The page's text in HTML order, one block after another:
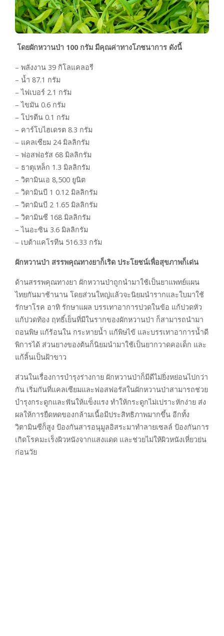
โดยผักหวานป่า 100 กรัม มีคุณค่าทางโภชนาการ ดังนี้
– พลังงาน 39 กิโลแคลอรี
– น้ำ 87.1 กรัม
– ไฟเบอร์ 2.1 กรัม
– ไขมัน 0.6 กรัม
– โปรตีน 0.1 กรัม
– คาร์โบไฮเดรต 8.3 กรัม
– แคลเซียม 24 มิลลิกรัม
– ฟอสฟอรัส 68 มิลลิกรัม
– ธาตุเหล็ก 1.3 มิลลิกรัม
– วิตามินเอ 8,500 ยูนิต
– วิตามินบี 1 0.12 มิลลิกรัม
– วิตามินบี 2 1.65 มิลลิกรัม
– วิตามินซี 168 มิลลิกรัม
– ไนอะซิน 3.6 มิลลิกรัม
– เบต้าแคโรทีน 516.33 กรัม
ผักหวานป่า สรรพคุณทางยาก็เริด ประโยชน์เพื่อสุขภาพก็เด่น
ด้านสรรพคุณทางยา ผักหวานป่าถูกนำมาใช้เป็นยาแพทย์แผน
ไทยกันมาช้านาน โดยส่วนใหญ่แล้วจะนิยมนำรากและใบมาใช้
รักษาโรค อาทิ รักษาแผล บรรเทาอาการปวดในข้อ แก้ปวดหัว
แก้ปวดท้อง ฤทธิ์เย็นที่มีในรากของผักหวานป่า ก็สามารถนำมา
ถอนพิษ แก้ร้อนใน กระหายน้ำ แก้พิษไข้ และบรรเทาอาการน้ำดี
พิการได้ ส่วนยางของต้นก็นิยมนำมาใช้เป็นยากวาดคอเด็ก และ
แก้ลิ้นเป็นฝ้าขาว
ส่วนในเรื่องการบำรุงร่างกาย ผักหวานป่าก็มีดีไม่ยิ่งหย่อนไปกว่า
กัน เริ่มกันที่แคลเซียมและฟอสฟอรัสในผักหวานป่าสามารถช่วย
บำรุงกระดูกและฟันให้แข็งแรง ทำให้กระดูกไม่เปราะหักง่าย ส่ง
ผลให้การยืดหดของกล้ามเนื้อมีประสิทธิภาพมากขึ้น อีกทั้ง
วิตามินซีก็สูง ป้องกันสารอนุมูลอิสระมาทำลายเซลล์ ป้องกันการ
เกิดโรคมะเร็งผิวหนังจากแสงแดด และช่วยไม่ให้ผิวหนังเหี่ยวย่น
ก่อนวัย